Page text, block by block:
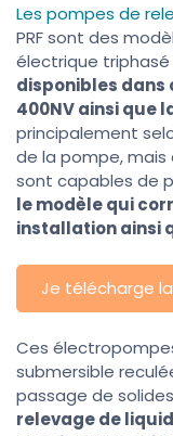
Les pompes de
PRF sont des
électrique triphasé
disponibles dans
400NV ainsi que
principalement
de la pompe, mais
sont capables de
le modèle qui
installation ainsi
Je télécharge
Ces
submersible
passage de
relevage de